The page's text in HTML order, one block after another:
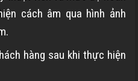
cách âm qua hình ảnh
hàng sau khi thực hiện